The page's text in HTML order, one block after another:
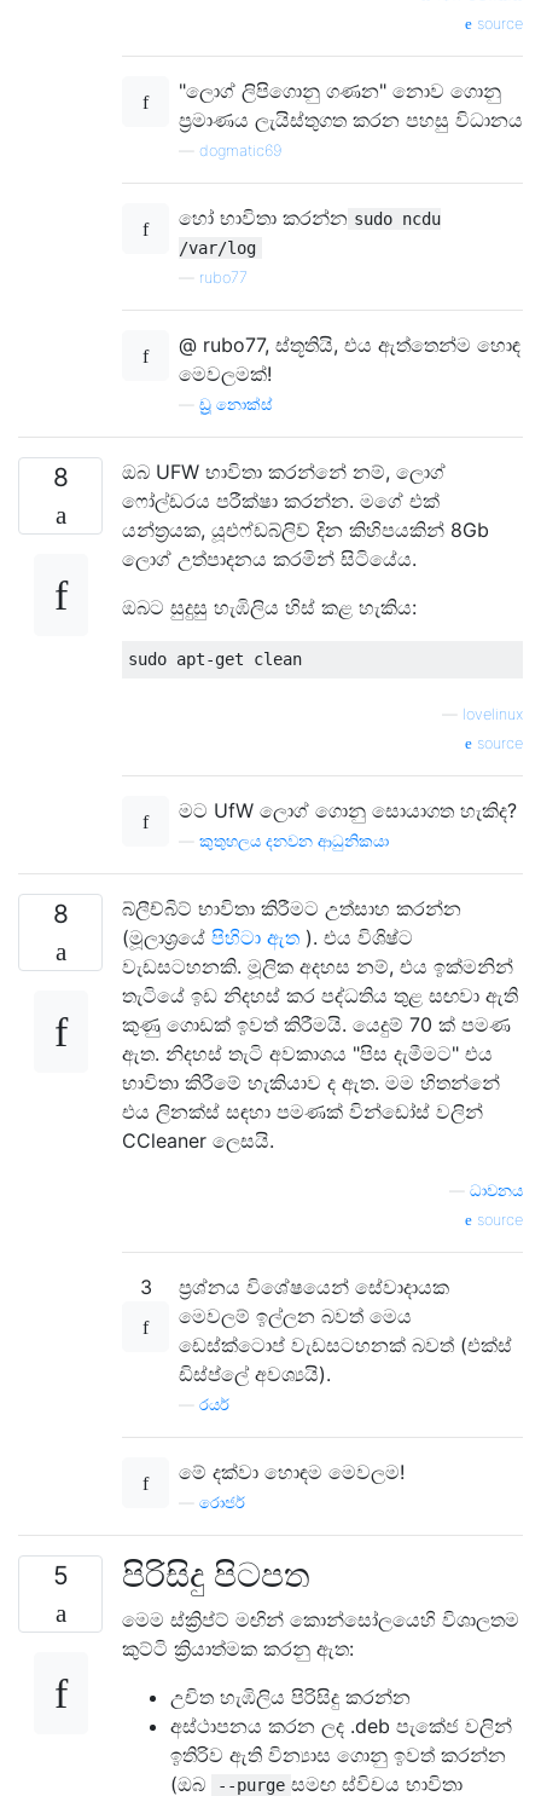
source
"ලොග් ලිපිගොනු ගණන" නොව ගොනු
ප්‍රමාණය ලැයිස්තුගත කරන පහසු විධානය
dogmatic69
හෝ භාවිතා කරන්න sudo ncdu
/var/log
rubo77
@ rubo77, ස්තූතියි, එය ඇත්තෙන්ම හොඳ
මෙවලමක්!
ඩ්‍රූ නොක්ස්
8
ඔබ UFW භාවිතා කරන්නේ නම්, ලොග්
ෆෝල්ඩරය පරීක්ෂා කරන්න. මගේ එක්
යන්ත්‍රයක, යූඑෆ්ඩබ්ලිව් දින කිහිපයකින් 8Gb
ලොග් උත්පාදනය කරමින් සිටියේය.
ඔබට සුදුසු හැඹිලිය හිස් කළ හැකිය:
lovelinux
source
මට UfW ලොග් ගොනු සොයාගත හැකිද?
කුතුහලය දනවන ආධුනිකයා
8
බ්ලීච්බිට් භාවිතා කිරීමට උත්සාහ කරන්න
(මූලාශ්‍රයේ පිහිටා ඇත ). එය විශිෂ්ට
වැඩසටහනකි. මූලික අදහස නම්, එය ඉක්මනින්
තැටියේ ඉඩ නිදහස් කර පද්ධතිය තුළ සඟවා ඇති
කුණු ගොඩක් ඉවත් කිරීමයි. යෙදුම් 70 ක් පමණ
ඇත. නිදහස් තැටි අවකාශය "පිස දැමීමට" එය
භාවිතා කිරීමේ හැකියාව ද ඇත. මම හිතන්නේ
එය ලිනක්ස් සඳහා පමණක් වින්ඩෝස් වලින්
CCleaner ලෙසයි.
ධාවනය
source
3
ප්‍රශ්නය විශේෂයෙන් සේවාදායක
මෙවලම් ඉල්ලන බවත් මෙය
ඩෙස්ක්ටොප් වැඩසටහනක් බවත් (එක්ස්
ඩිස්ප්ලේ අවශ්‍යයි).
රයර්
මේ දක්වා හොඳම මෙවලම!
රොජර්
5 පිරිසිදු පිටපත
මෙම ස්ක්‍රිප්ට් මඟින් කොන්සෝලයෙහි විශාලතම
කුට්ටි ක්‍රියාත්මක කරනු ඇත:
උචිත හැඹිලිය පිරිසිදු කරන්න
අස්ථාපනය කරන ලද .deb පැකේජ වලින්
ඉතිරිව ඇති වින්‍යාස ගොනු ඉවත් කරන්න
(ඔබ
--purge සමඟ ස්විචය භාවිතා